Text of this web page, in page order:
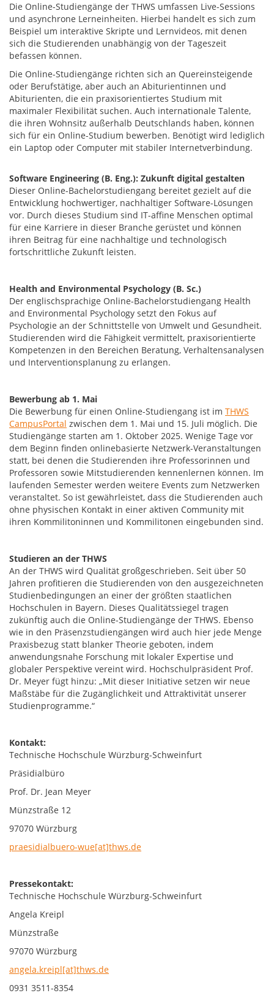
Die Online-Studiengänge der THWS umfassen Live-Sessions
und asynchrone Lerneinheiten. Hierbei handelt es sich zum
Beispiel um interaktive Skripte und Lernvideos, mit denen
sich die Studierenden unabhängig von der Tageszeit
befassen können.
Die Online-Studiengänge richten sich an Quereinsteigende
oder Berufstätige, aber auch an Abiturientinnen und
Abiturienten, die ein praxisorientiertes Studium mit
maximaler Flexibilität suchen. Auch internationale Talente,
die ihren Wohnsitz außerhalb Deutschlands haben, können
sich für ein Online-Studium bewerben. Benötigt wird lediglich
ein Laptop oder Computer mit stabiler Internetverbindung.
Software Engineering (B. Eng.): Zukunft digital gestalten
Dieser Online-Bachelorstudiengang bereitet gezielt auf die
Entwicklung hochwertiger, nachhaltiger Software-Lösungen
vor. Durch dieses Studium sind IT-affine Menschen optimal
für eine Karriere in dieser Branche gerüstet und können
ihren Beitrag für eine nachhaltige und technologisch
fortschrittliche Zukunft leisten.
Health and Environmental Psychology (B. Sc.)
Der englischsprachige Online-Bachelorstudiengang Health
and Environmental Psychology setzt den Fokus auf
Psychologie an der Schnittstelle von Umwelt und Gesundheit.
Studierenden wird die Fähigkeit vermittelt, praxisorientierte
Kompetenzen in den Bereichen Beratung, Verhaltensanalysen
und Interventionsplanung zu erlangen.
Bewerbung ab 1. Mai
Die Bewerbung für einen Online-Studiengang ist im THWS
CampusPortal zwischen dem 1. Mai und 15. Juli möglich. Die
Studiengänge starten am 1. Oktober 2025. Wenige Tage vor
dem Beginn finden onlinebasierte Netzwerk-Veranstaltungen
statt, bei denen die Studierenden ihre Professorinnen und
Professoren sowie Mitstudierenden kennenlernen können. Im
laufenden Semester werden weitere Events zum Netzwerken
veranstaltet. So ist gewährleistet, dass die Studierenden auch
ohne physischen Kontakt in einer aktiven Community mit
ihren Kommilitoninnen und Kommilitonen eingebunden sind.
Studieren an der THWS
An der THWS wird Qualität großgeschrieben. Seit über 50
Jahren profitieren die Studierenden von den ausgezeichneten
Studienbedingungen an einer der größten staatlichen
Hochschulen in Bayern. Dieses Qualitätssiegel tragen
zukünftig auch die Online-Studiengänge der THWS. Ebenso
wie in den Präsenzstudiengängen wird auch hier jede Menge
Praxisbezug statt blanker Theorie geboten, indem
anwendungsnahe Forschung mit lokaler Expertise und
globaler Perspektive vereint wird. Hochschulpräsident Prof.
Dr. Meyer fügt hinzu: „Mit dieser Initiative setzen wir neue
Maßstäbe für die Zugänglichkeit und Attraktivität unserer
Studienprogramme.“
Kontakt:
Technische Hochschule Würzburg-Schweinfurt
Präsidialbüro
Prof. Dr. Jean Meyer
Münzstraße 12
97070 Würzburg
praesidialbuero-wue[at]thws.de
Pressekontakt:
Technische Hochschule Würzburg-Schweinfurt
Angela Kreipl
Münzstraße
97070 Würzburg
angela.kreipl[at]thws.de
0931 3511-8354